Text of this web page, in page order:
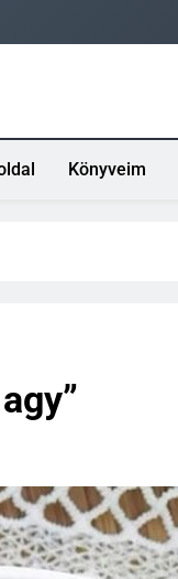
Könyveim